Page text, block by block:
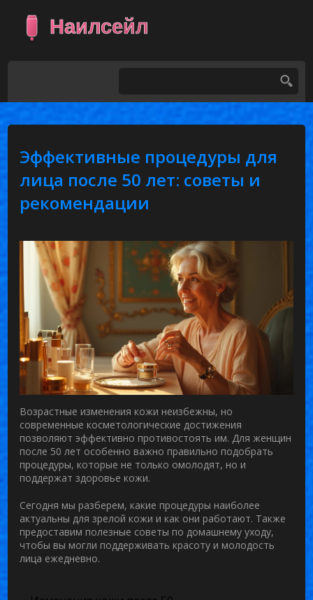
Эффективные процедуры для
лица после 50 лет: советы и
рекомендации
Возрастные изменения кожи неизбежны, но
современные косметологические достижения
позволяют эффективно противостоять им. Для женщин
после 50 лет особенно важно правильно подобрать
процедуры, которые не только омолодят, но и
поддержат здоровье кожи.
Сегодня мы разберем, какие процедуры наиболее
актуальны для зрелой кожи и как они работают. Также
предоставим полезные советы по домашнему уходу,
чтобы вы могли поддерживать красоту и молодость
лица ежедневно.